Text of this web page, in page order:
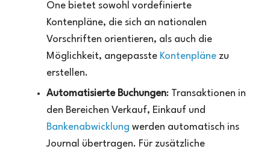
One bietet sowohl vordefinierte
Kontenpläne, die sich an nationalen
Vorschriften orientieren, als auch die
Möglichkeit, angepasste Kontenpläne zu
erstellen.
Automatisierte Buchungen: Transaktionen in
den Bereichen Verkauf, Einkauf und
Bankenabwicklung werden automatisch ins
Journal übertragen. Für zusätzliche